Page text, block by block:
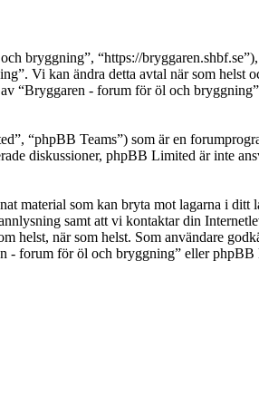
bryggning”, “https://
Vi kan ändra detta avtal när som helst
“Bryggaren - forum för öl och
“phpBB Teams”) som är en
diskussioner, phpBB Limited är inte
material som kan bryta mot lagarna i
samt att vi kontaktar din
helst, när som helst. Som användare
- forum för öl och bryggning” eller phpBB